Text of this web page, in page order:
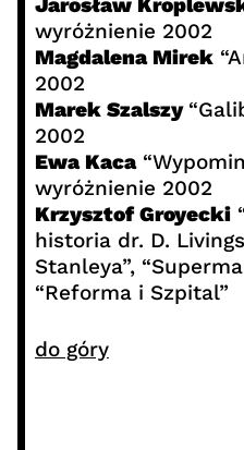
wyróżnienie 2002
Magdalena Mirek
2002
Marek Szalszy
2002
Ewa Kaca
wyróżnienie 2002
Krzysztof Groyecki
historia dr. D.
Stanleya”,
“Reforma i
do góry